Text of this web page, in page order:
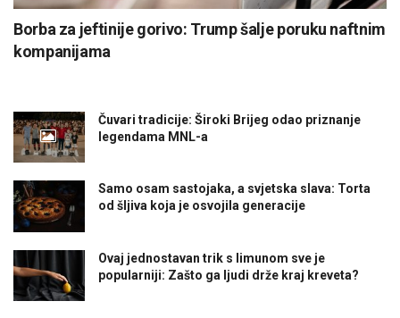
Borba za jeftinije gorivo: Trump šalje poruku naftnim
kompanijama
Čuvari tradicije: Široki Brijeg odao priznanje
legendama MNL-a
Samo osam sastojaka, a svjetska slava: Torta
od šljiva koja je osvojila generacije
Ovaj jednostavan trik s limunom sve je
popularniji: Zašto ga ljudi drže kraj kreveta?